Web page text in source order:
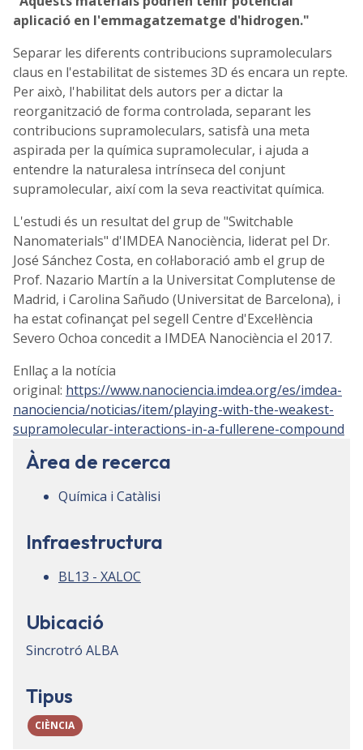
aplicació en l'emmagatzematge d'hidrogen."
Separar les diferents contribucions supramoleculars
claus en l'estabilitat de sistemes 3D és encara un repte.
Per això, l'habilitat dels autors per a dictar la
reorganització de forma controlada, separant les
contribucions supramoleculars, satisfà una meta
aspirada per la química supramolecular, i ajuda a
entendre la naturalesa intrínseca del conjunt
supramolecular, així com la seva reactivitat química.
L'estudi és un resultat del grup de "Switchable
Nanomaterials" d'IMDEA Nanociència, liderat pel Dr.
José Sánchez Costa, en col·laboració amb el grup de
Prof. Nazario Martín a la Universitat Complutense de
Madrid, i Carolina Sañudo (Universitat de Barcelona), i
ha estat cofinançat pel segell Centre d'Excel·lència
Severo Ochoa concedit a IMDEA Nanociència el 2017.
Enllaç a la notícia
original: https://www.nanociencia.imdea.org/es/imdea-
nanociencia/noticias/item/playing-with-the-weakest-
supramolecular-interactions-in-a-fullerene-compound
Àrea de recerca
Química i Catàlisi
Infraestructura
BL13 - XALOC
Ubicació
Sincrotró ALBA
Tipus
CIÈNCIA